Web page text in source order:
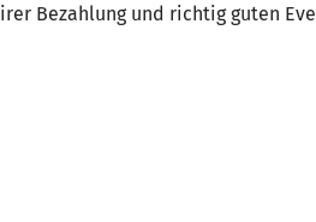
Bezahlung und richtig guten